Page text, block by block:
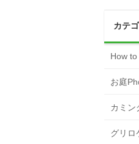
カテ
How to
お庭
カミ
グリロ